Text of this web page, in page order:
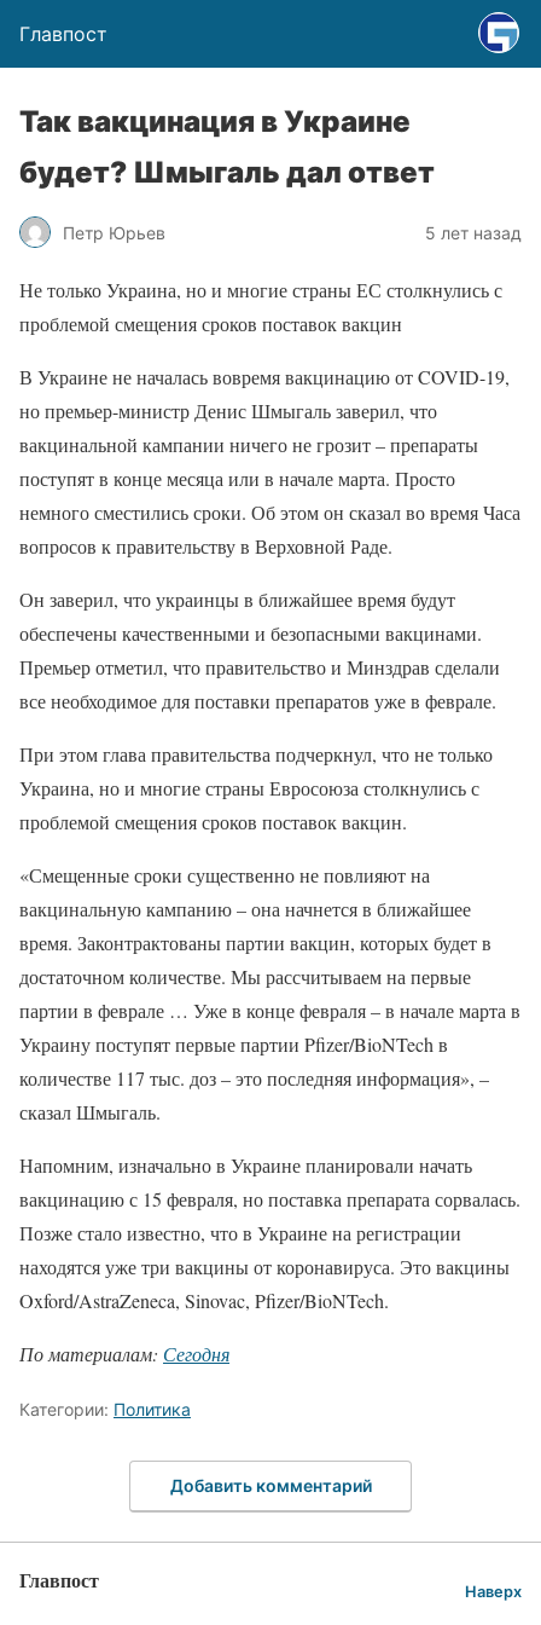
Главпост
Так вакцинация в Украине
будет? Шмыгаль дал ответ
Петр Юрьев 5 лет назад
Не только Украина, но и многие страны ЕС столкнулись с
проблемой смещения сроков поставок вакцин
В Украине не началась вовремя вакцинацию от COVID-19,
но премьер-министр Денис Шмыгаль заверил, что
вакцинальной кампании ничего не грозит – препараты
поступят в конце месяца или в начале марта. Просто
немного сместились сроки. Об этом он сказал во время Часа
вопросов к правительству в Верховной Раде.
Он заверил, что украинцы в ближайшее время будут
обеспечены качественными и безопасными вакцинами.
Премьер отметил, что правительство и Минздрав сделали
все необходимое для поставки препаратов уже в феврале.
При этом глава правительства подчеркнул, что не только
Украина, но и многие страны Евросоюза столкнулись с
проблемой смещения сроков поставок вакцин.
«Смещенные сроки существенно не повлияют на
вакцинальную кампанию – она начнется в ближайшее
время. Законтрактованы партии вакцин, которых будет в
достаточном количестве. Мы рассчитываем на первые
партии в феврале … Уже в конце февраля – в начале марта в
Украину поступят первые партии Pfizer/BioNTech в
количестве 117 тыс. доз – это последняя информация», –
сказал Шмыгаль.
Напомним, изначально в Украине планировали начать
вакцинацию с 15 февраля, но поставка препарата сорвалась.
Позже стало известно, что в Украине на регистрации
находятся уже три вакцины от коронавируса. Это вакцины
Oxford/AstraZeneca, Sinovac, Pfizer/BioNTech.
По материалам: Сегодня
Категории: Политика
Добавить комментарий
Главпост Наверх